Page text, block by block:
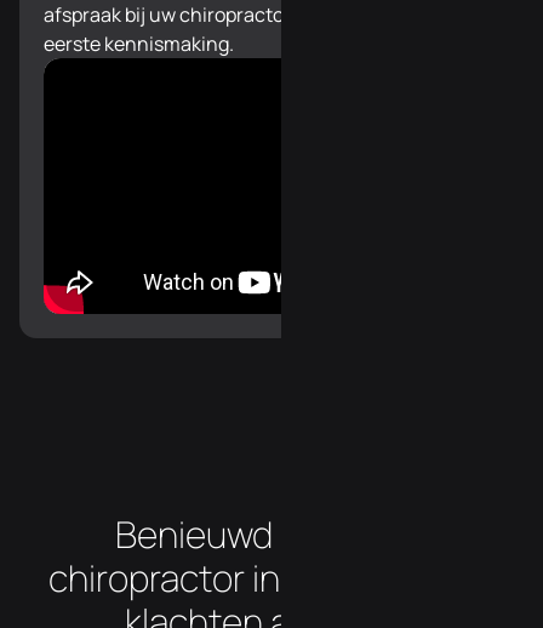
afspraak bij uw chiropractor in Arendonk voor een
eerste kennismaking.
Benieuwd hoe onze
chiropractor in Arendonk uw